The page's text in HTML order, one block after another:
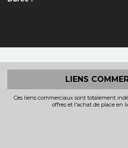
LIENS
Ces liens commerciaux sont totalement
offres et l'achat de place en